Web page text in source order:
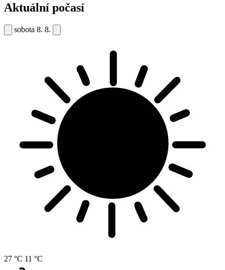
Aktuální počasí
sobota 8. 8.
27 °C 11 °C